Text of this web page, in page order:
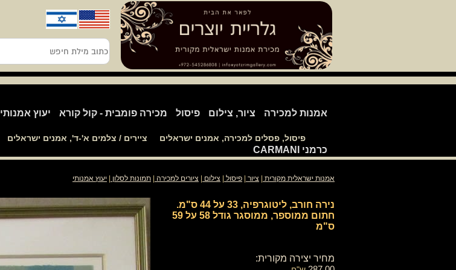
פיסול, פסלים למכירה, אמנים ישראלים ציירים / צלמים א'-ד', אמנים ישראלים
אמנות למכירה ציור, צילום פיסול מכירה פומבית - קול קורא יעוץ אמנותי
כרמני CARMANI
כתוב
מילת
חיפש
אמנות ישראלית מקורית ציור פיסול צילום ציורים למכירה תמונות לסלון יעוץ אמנותי
נירה חורב, ליטוגרפיה, 33 על 44 ס"מ.
חתום ממוספר, ממוסגר גודל 58 על 59
ס"מ
מחיר יצירה מקורית: